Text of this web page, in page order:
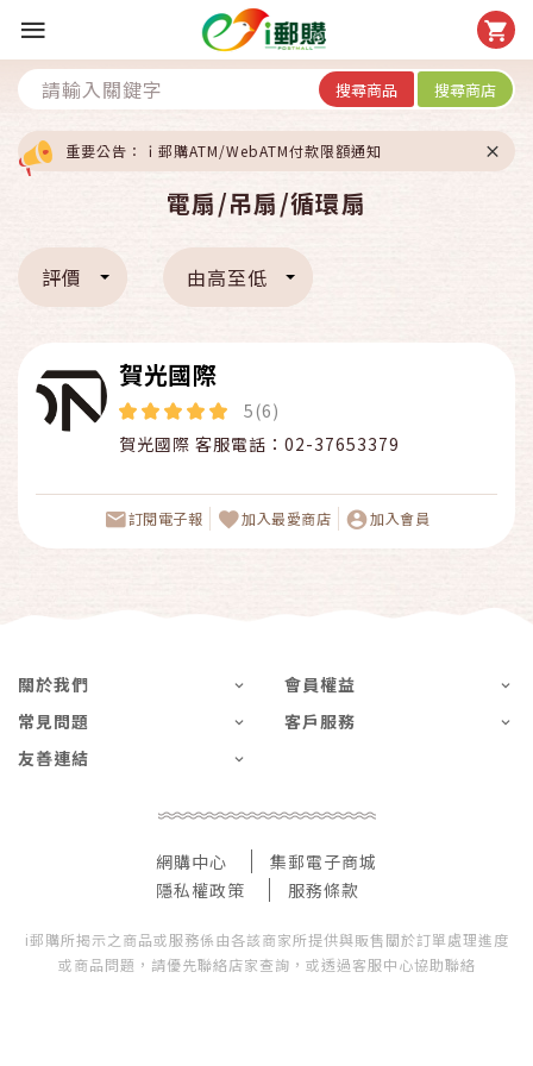
搜尋商品 搜尋商店
重要公告：ｉ郵購ATM/WebATM付款限額通知
電扇/吊扇/循環扇
評價 由高至低
賀光國際
5(6)
賀光國際 客服電話：02-37653379
訂閱電子報 加入最愛商店 加入會員
關於我們
會員權益
常見問題
客戶服務
友善連結
網購中心
集郵電子商城
隱私權政策
服務條款
i郵購所揭示之商品或服務係由各該商家所提供與販售關於訂單處理進度
或商品問題，請優先聯絡店家查詢，或透過客服中心協助聯絡